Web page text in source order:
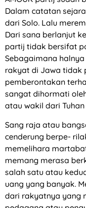
Dalam catatan
dari Solo. Lalu
Dari sana berlanjut
partij tidak bersifat
Sebagaimana
rakyat di Jawa tidak
pemberontakan
sangat dihormati
atau wakil dari
Sang raja atau
cenderung berpe-
memelihara
memang merasa
salah satu atau
uang yang banyak.
dari rakyatnya yang